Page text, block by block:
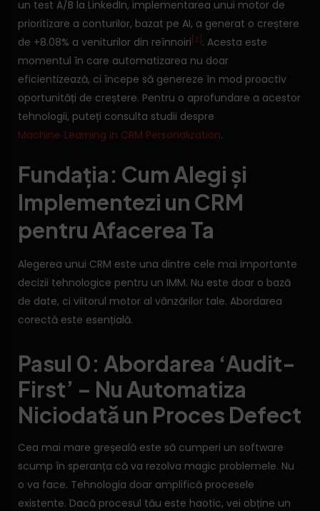
un test A/B la LinkedIn, implementarea unui motor de
prioritizare a conturilor, bazat pe AI, a generat o creștere
de +8.08% a veniturilor din reînnoiri [3] . Acesta este
momentul în care automatizarea nu doar
eficientizează, ci începe să genereze în mod proactiv
oportunități de creștere. Pentru o aprofundare a acestor
tehnologii, puteți consulta studii despre
Machine‑Learning in CRM Personalization.
Fundația: Cum Alegi și
Implementezi un CRM
pentru Afacerea Ta
Alegerea unui CRM este una dintre cele mai importante
decizii tehnologice pentru un IMM. Nu este doar o bază
de date, ci viitorul motor al vânzărilor tale. Abordarea
corectă este esențială.
Pasul 0: Abordarea ‘Audit-
First’ – Nu Automatiza
Niciodată un Proces Defect
Cea mai mare greșeală este să cumperi un software
scump în speranța că va rezolva magic problemele. Nu
o va face. Tehnologia doar amplifică procesele
existente. Dacă procesul tău este haotic, vei obține un